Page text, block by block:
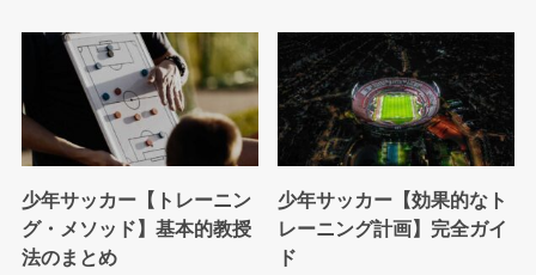
少年サッカー【トレーニン
グ・メソッド】基本的教授
法のまとめ
少年サッカー【効果的なト
レーニング計画】完全ガイ
ド